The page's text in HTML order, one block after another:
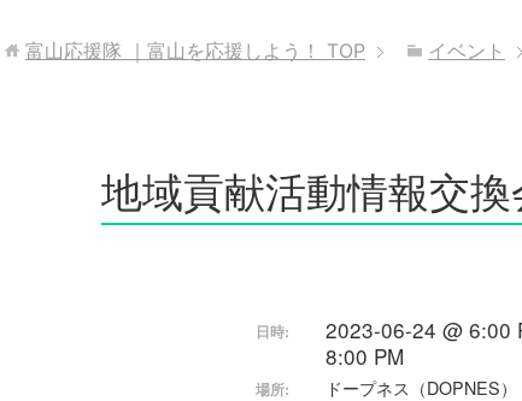
富山応援隊 ｜富山を応援しよう！ TOP イベント
地域貢献活動情報交換
日時:
2023-06-24 @ 6:00
8:00 PM
場所:
ドープネス（DOPNES）